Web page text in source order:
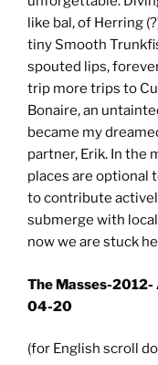
like bal, of Herring
tiny Smooth
spouted lips,
trip more trips to
Bonaire, an
became my
partner, Erik. In the
places are optional
to contribute
submerge with
now we are stuck
The Masses-
04-20
(for English scroll